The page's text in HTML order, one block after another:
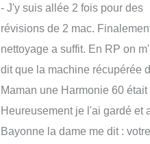
- J'y suis allée 2 fois pour des
révisions de 2 mac.
nettoyage a suffit. En RP on
dit que la machine récupérée
Maman une Harmonie 60 était
Heureusement je l'ai gardé et
Bayonne la dame me dit : votre